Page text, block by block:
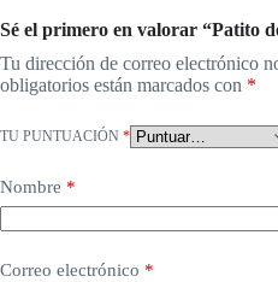
Sé el primero en valorar “Patito
Tu dirección de correo electrónico
obligatorios están marcados con *
TU PUNTUACIÓN *
Nombre *
Correo electrónico *